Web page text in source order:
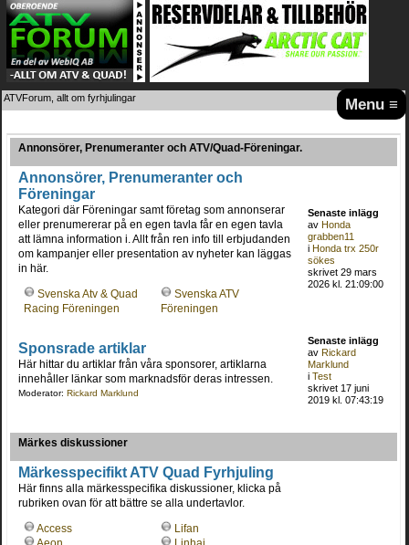
Menu ≡
ATVForum, allt om fyrhjulingar
Annonsörer, Prenumeranter och ATV/Quad-Föreningar.
Annonsörer, Prenumeranter och
Föreningar
Kategori där Föreningar samt företag som annonserar
eller prenumererar på en egen tavla får en egen tavla
att lämna information i. Allt från ren info till erbjudanden
om kampanjer eller presentation av nyheter kan läggas
in här.
Svenska Atv & Quad
Racing Föreningen
Svenska ATV
Föreningen
Senaste inlägg
avHonda
grabben11
iHonda trx 250r
sökes
skrivet 29 mars
2026 kl. 21:09:00
Sponsrade artiklar
Här hittar du artiklar från våra sponsorer, artiklarna
innehåller länkar som marknadsför deras intressen.
Moderator: Rickard Marklund
Senaste inlägg
avRickard
Marklund
iTest
skrivet 17 juni
2019 kl. 07:43:19
Märkes diskussioner
Märkesspecifikt ATV Quad Fyrhjuling
Här finns alla märkesspecifika diskussioner, klicka på
rubriken ovan för att bättre se alla undertavlor.
Access
Lifan